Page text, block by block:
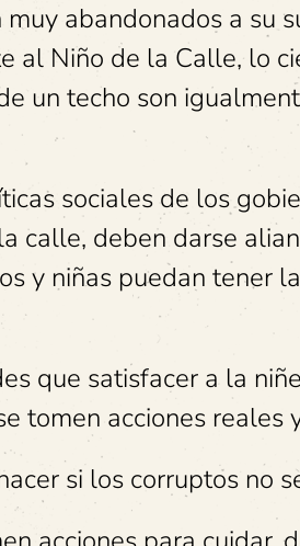
abandonados a su
al Niño de la Calle, lo
un techo son
sociales de los
calle, deben darse
y niñas puedan tener
que satisfacer a la
tomen acciones reales
si los corruptos no